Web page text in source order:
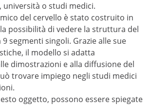
università o studi medici.
del cervello è stato costruito in
possibilità di vedere la struttura del
segmenti singoli. Grazie alle sue
il modello si adatta
dimostrazioni e alla diffusione del
trovare impiego negli studi medici
oggetto, possono essere spiegate